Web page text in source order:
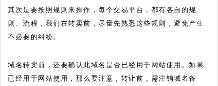
其次是要按照规则来操作，每个交易平台，都有各自的规
则、流程，我们在转卖前，尽量先熟悉这些规则，避免产生
不必要的纠纷。
域名转卖前，还要确认此域名是否已经用于网站使用。如果
已经用于网站使用，那么要注意，转让前，需注销域名备